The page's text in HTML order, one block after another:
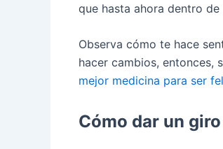
que hasta ahora dentro de
Observa cómo te hace
hacer cambios, entonces,
mejor medicina para ser
Cómo dar un